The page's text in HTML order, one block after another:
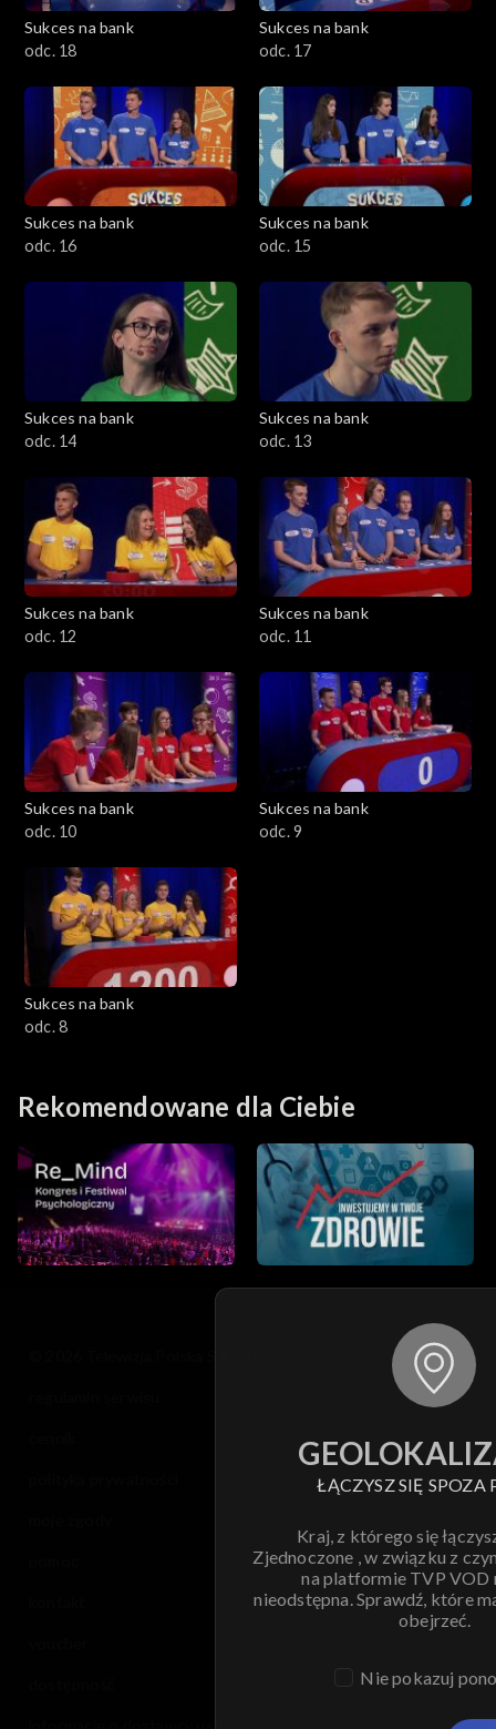
Sukces na bank
odc. 18
Sukces na bank
odc. 17
Sukces na bank
odc. 16
Sukces na bank
odc. 15
Sukces na bank
odc. 14
Sukces na bank
odc. 13
Sukces na bank
odc. 12
Sukces na bank
odc. 11
Sukces na bank
odc. 10
Sukces na bank
odc. 9
Sukces na bank
odc. 8
Rekomendowane dla Ciebie
ŁĄCZYSZ SIĘ SPOZA
Kraj, z którego się
Zjednoczone , w związku z
na platformie TVP VOD
nieodstępna. Sprawdź, które
obejrzeć.
Nie pokazuj